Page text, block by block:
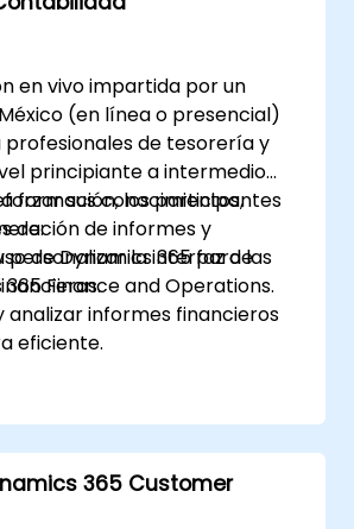
en vivo impartida por un
(en línea o presencial)
profesionales de tesorería y
principiante a intermedio
sus conocimientos,
de informes y
de Dynamics 365 para las
formación, los participantes
de:
personalizar la interfaz de
Finance and Operations.
analizar informes financieros
eficiente.
flujo de caja y las
bancarias.
flujos de trabajo financieros
una mayor eficiencia
365 Customer